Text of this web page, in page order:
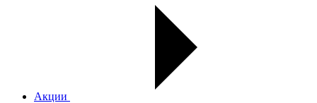
Акции